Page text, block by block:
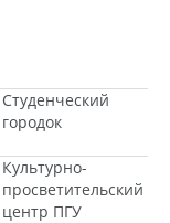
Студенческий
городок
Культурно-
просветительский
центр ПГУ